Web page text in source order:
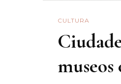
CULTURA
museos